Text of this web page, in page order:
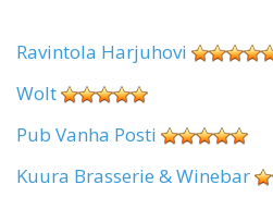
Ravintola Harjuhovi
Wolt
Pub Vanha Posti
Kuura Brasserie & Winebar